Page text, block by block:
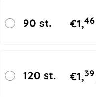
90 st. €1,46
120 st. €1,39